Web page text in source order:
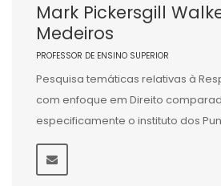
Mark Pickersgill
Medeiros
PROFESSOR DE ENSINO SUPERIOR
Pesquisa temáticas relativas à
com enfoque em Direito
especificamente o instituto dos